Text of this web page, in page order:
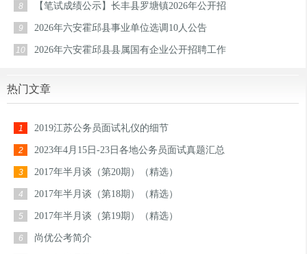
8 【笔试成绩公示】长丰县罗塘镇2026年公开招
9 2026年六安霍邱县事业单位选调10人公告
10 2026年六安霍邱县县属国有企业公开招聘工作
热门文章
1 2019江苏公务员面试礼仪的细节
2 2023年4月15日-23日各地公务员面试真题汇总
3 2017年半月谈（第20期）（精选）
4 2017年半月谈（第18期）（精选）
5 2017年半月谈（第19期）（精选）
6 尚优公考简介